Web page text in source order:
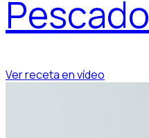
Pescado
Ver receta en vídeo